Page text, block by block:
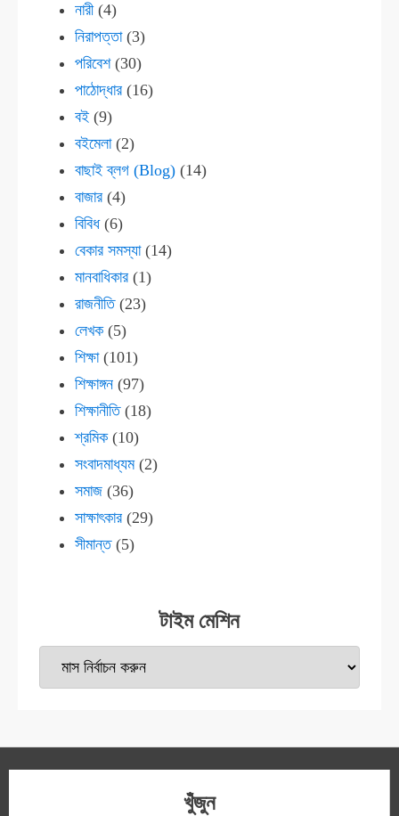
নারী(4)
নিরাপত্তা(3)
পরিবেশ(30)
পাঠোদ্ধার(16)
বই(9)
বইমেলা(2)
বাছাই ব্লগ (Blog) (14)
বাজার(4)
বিবিধ(6)
বেকার সমস্যা(14)
মানবাধিকার(1)
রাজনীতি(23)
লেখক(5)
শিক্ষা(101)
শিক্ষাঙ্গন (97)
শিক্ষানীতি(18)
শ্রমিক(10)
সংবাদমাধ্যম(2)
সমাজ (36)
সাক্ষাৎকার(29)
সীমান্ত(5)
টাইম মেশিন
টাইম
মেশিন
খুঁজুন